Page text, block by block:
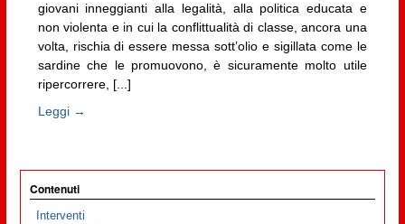
giovani inneggianti alla legalità, alla politica educata e
non violenta e in cui la conflittualità di classe, ancora una
volta, rischia di essere messa sott’olio e sigillata come le
sardine che le promuovono, è sicuramente molto utile
ripercorrere, [...]
Leggi →
Contenuti
Interventi